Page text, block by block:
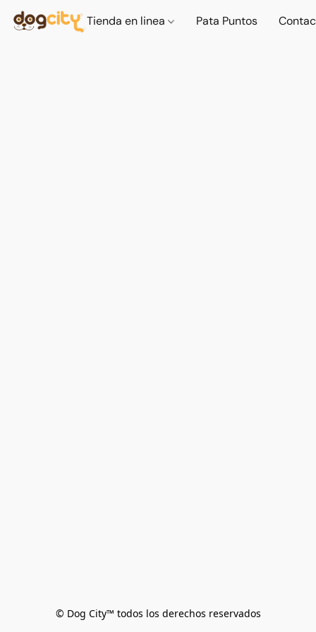
Tienda en linea Pata Puntos
© Dog City™ todos los derechos reservados